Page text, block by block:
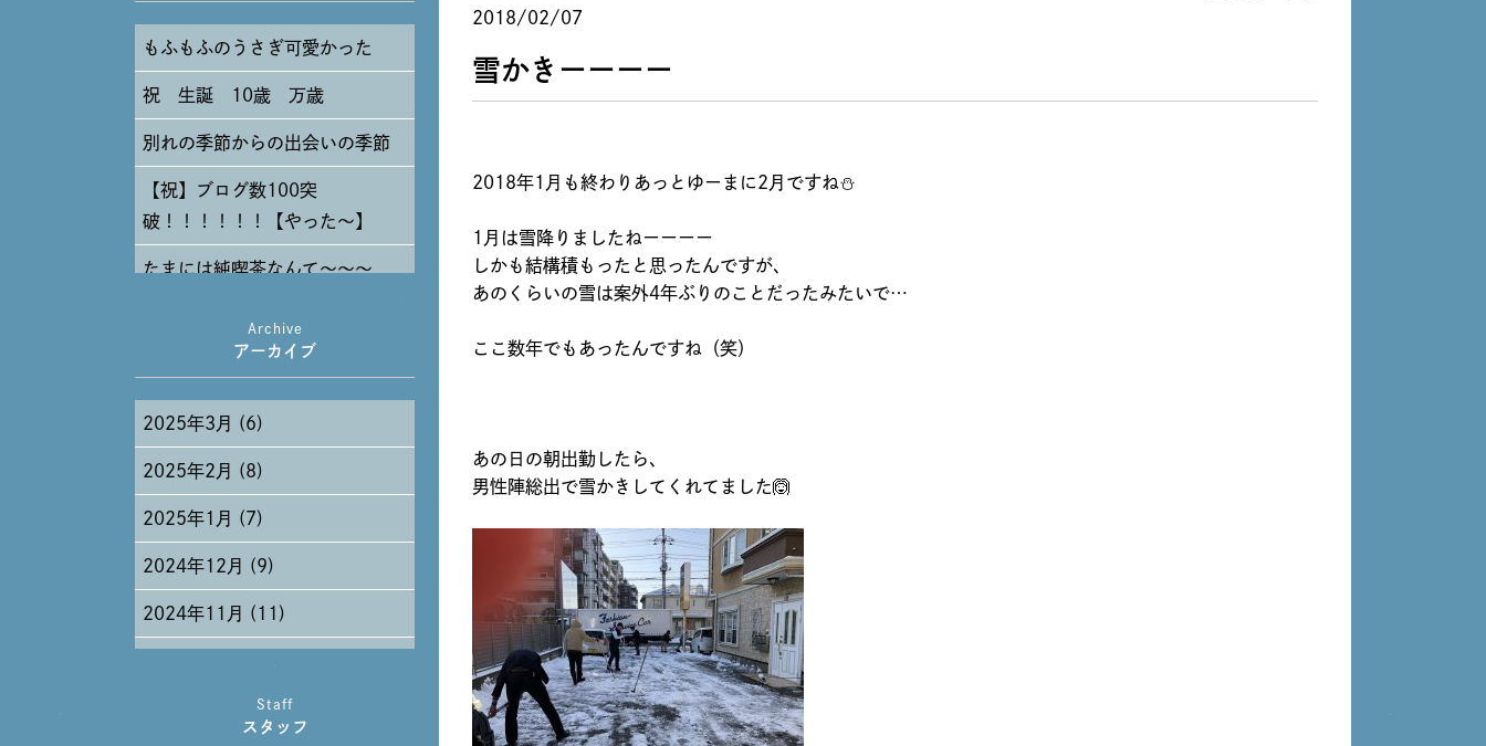
2018/02/07
雪かきーーーー
2018年1月も終わりあっとゆーまに2月ですね⛄
1月は雪降りましたねーーーー
しかも結構積もったと思ったんですが、
あのくらいの雪は案外4年ぶりのことだったみたいで…
ここ数年でもあったんですね（笑）
あの日の朝出勤したら、
男性陣総出で雪かきしてくれてました🙆
もふもふのうさぎ可愛かった
祝 生誕 10歳 万歳
別れの季節からの出会いの季節
【祝】ブログ数100突
破！！！！！！【やった～】
たまには純喫茶なんて～～～
Archive
アーカイブ
2025年3月 (6)
2025年2月 (8)
2025年1月 (7)
2024年12月 (9)
2024年11月 (11)
2024年9月 (11)Staff
スタッフ